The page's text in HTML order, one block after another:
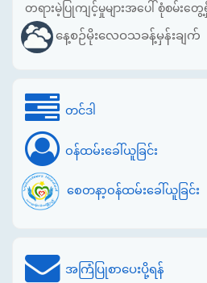
တရားမဲ့ပြုကျင့်မှုများအပေါ် စုံစမ်းတွေ့
နေ့စဉ်မိုးလေဝသခန့်မှန်းချက်
တင်ဒါ
ဝန်ထမ်းခေါ်ယူခြင်း
စေတနာ့ဝန်ထမ်းခေါ်ယူခြင်း
အကြံပြုစာပေးပို့ရန်